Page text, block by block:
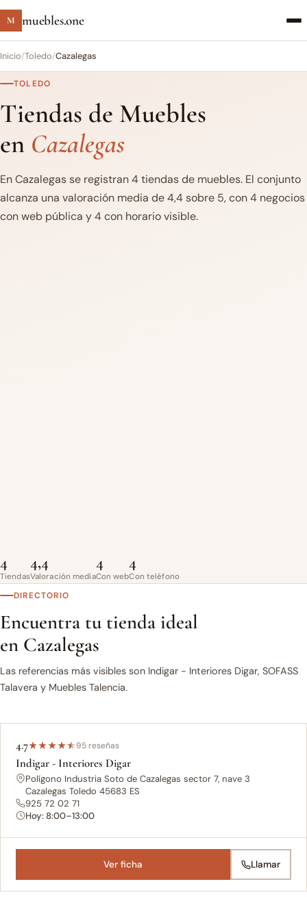
M muebles.one
Inicio/Toledo/Cazalegas
TOLEDO
Tiendas de Muebles
en Cazalegas
En Cazalegas se registran 4 tiendas de muebles. El conjunto
alcanza una valoración media de 4,4 sobre 5, con 4 negocios
con web pública y 4 con horario visible.
4
Tiendas
4,4
Valoración media
4
Con web
4
Con teléfono
DIRECTORIO
Encuentra tu tienda ideal
en Cazalegas
Las referencias más visibles son Indigar - Interiores Digar, SOFASS
Talavera y Muebles Talencia.
4.7★★★★★95 reseñas
Indigar - Interiores Digar
Polígono Industria Soto de Cazalegas sector 7, nave 3
Cazalegas Toledo 45683 ES
925 72 02 71
Hoy: 8:00–13:00
Ver ficha Llamar